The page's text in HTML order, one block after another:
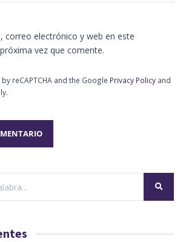
correo electrónico y web en este
vez que comente.
reCAPTCHA and the Google Privacy Policy and